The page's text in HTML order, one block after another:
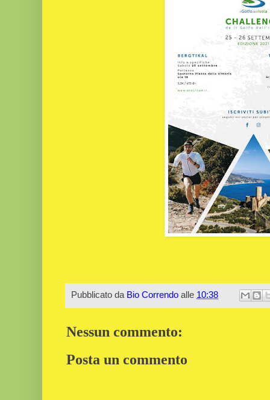
Pubblicato da Bio Correndo alle 10:38
Nessun commento:
Posta un commento